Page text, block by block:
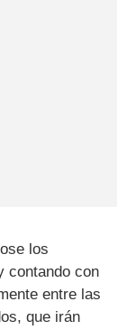
los
contando con
entre las
que irán